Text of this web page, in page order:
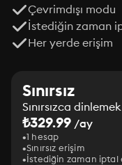
Çevrimdışı modu
İstediğin zaman
Her yerde erişim
Sınırsız
Sınırsızca
₺329.99 /ay
1 hesap
Sınırsız erişim
İstediğin zaman iptal